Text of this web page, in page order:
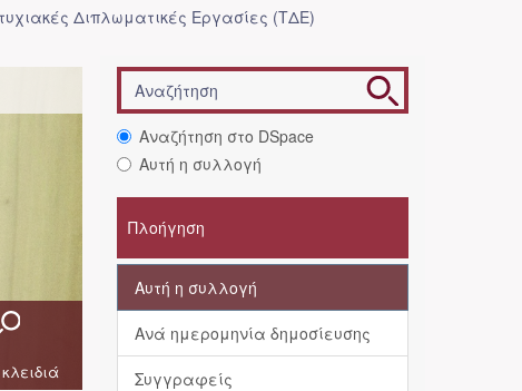
Διπλωματικές Εργασίες (ΤΔΕ)
Αναζήτηση στο DSpace
Αυτή η συλλογή
Πλοήγηση
Αυτή η συλλογή
Ανά ημερομηνία δημοσίευσης
Συγγραφείς